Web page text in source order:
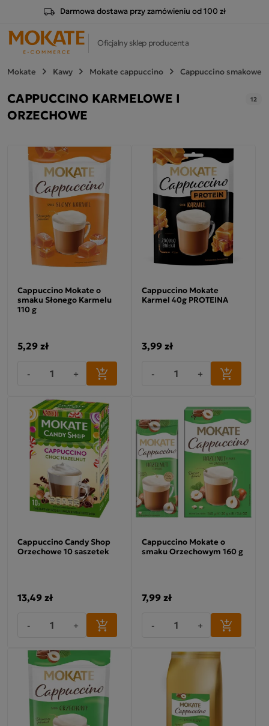
Darmowa dostawa przy zamówieniu od 100 zł
Oficjalny sklep producenta
Mokate Kawy Mokate cappuccino Cappuccino smakowe
CAPPUCCINO KARMELOWE I
ORZECHOWE
12
Cappuccino Mokate o
smaku Słonego Karmelu
110 g
5,29 zł
- +
Cappuccino Mokate
Karmel 40g PROTEINA
3,99 zł
- +
Cappuccino Candy Shop
Orzechowe 10 saszetek
13,49 zł
- +
Cappuccino Mokate o
smaku Orzechowym 160 g
7,99 zł
- +